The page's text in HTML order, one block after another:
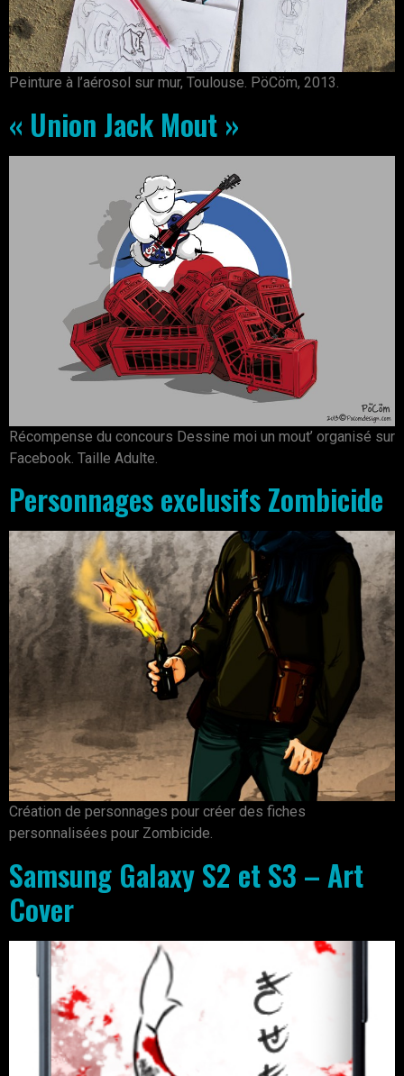
Peinture à l’aérosol sur mur, Toulouse. PöCöm, 2013.
« Union Jack Mout »
Récompense du concours Dessine moi un mout’ organisé sur
Facebook. Taille Adulte.
Personnages exclusifs Zombicide
Création de personnages pour créer des fiches
personnalisées pour Zombicide.
Samsung Galaxy S2 et S3 – Art
Cover